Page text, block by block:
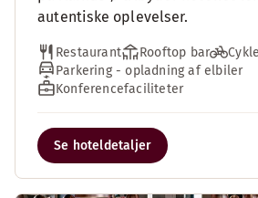
autentiske oplevelser.
Restaurant Rooftop bar
Parkering - opladning af elbiler
Konferencefaciliteter
Se hoteldetaljer